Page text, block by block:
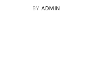
BY ADMIN